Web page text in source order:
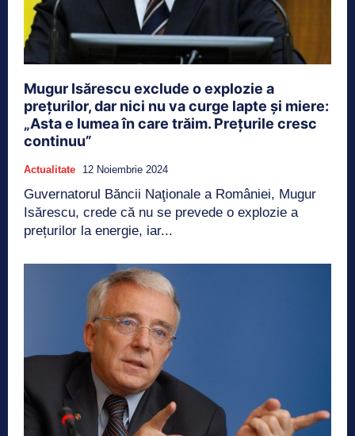
Mugur Isărescu exclude o explozie a
prețurilor, dar nici nu va curge lapte și miere:
„Asta e lumea în care trăim. Prețurile cresc
continuu”
Actualitate 12 Noiembrie 2024
Guvernatorul Băncii Naţionale a României, Mugur
Isărescu, crede că nu se prevede o explozie a
prețurilor la energie, iar...